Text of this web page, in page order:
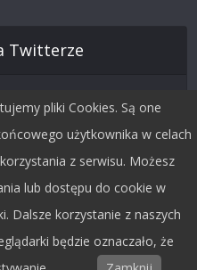
Twitterze
Dobra Fala.
pliki Cookies. Są one
użytkownika w celach
z serwisu. Możesz
lub dostępu do cookie w
Dalsze korzystanie z naszych
będzie oznaczało, że